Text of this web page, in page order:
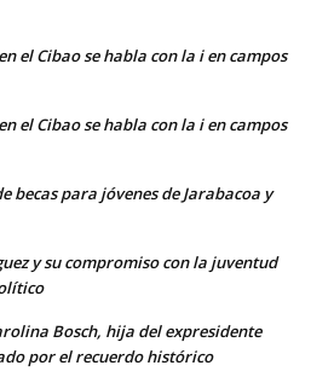
el Cibao se habla con la i en campos
el Cibao se habla con la i en campos
becas para jóvenes de Jarabacoa y
y su compromiso con la juventud
Bosch, hija del expresidente
por el recuerdo histórico